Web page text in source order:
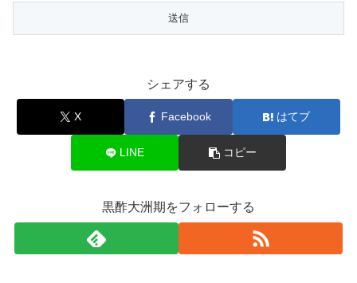
シェアする
X Facebook はてブ
LINE コピー
黒酢大洲期をフォローする